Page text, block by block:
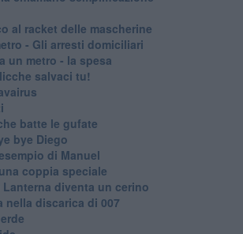
al racket delle mascherine
- Gli arresti domiciliari
un metro - la spesa
salvaci tu!
batte le gufate
bye Diego
di Manuel
coppia speciale
diventa un cerino
nella discarica di 007